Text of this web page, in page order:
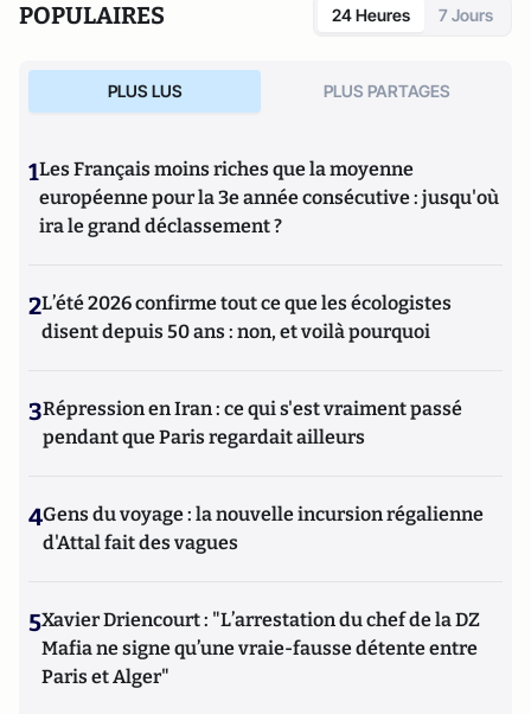
restez debout ! Aujourd'hui conférencier et analyste
approche libérale-souverainiste de la démocratie.
POPULAIRES 24 Heures 7 Jours
PLUS LUS PLUS PARTAGES
1Les Français moins riches que la moyenne
européenne pour la 3e année consécutive : jusqu'où
ira le grand déclassement ?
2L’été 2026 confirme tout ce que les écologistes
disent depuis 50 ans : non, et voilà pourquoi
3Répression en Iran : ce qui s'est vraiment passé
pendant que Paris regardait ailleurs
4Gens du voyage : la nouvelle incursion régalienne
d'Attal fait des vagues
5Xavier Driencourt : "L’arrestation du chef de la DZ
Mafia ne signe qu’une vraie-fausse détente entre
Paris et Alger"